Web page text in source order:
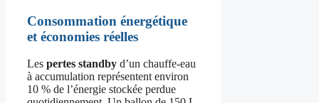
Consommation énergétique
et économies réelles
Les pertes standby d’un chauffe-eau
à accumulation représentent environ
10 % de l’énergie stockée perdue